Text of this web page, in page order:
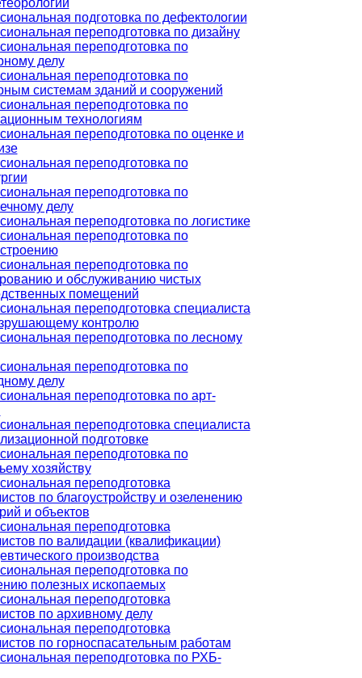
подготовка по дефектологии
переподготовка по дизайну
переподготовка по
делу
переподготовка по
системам зданий и сооружений
переподготовка по
технологиям
переподготовка по оценке и
переподготовка по
переподготовка по
делу
переподготовка по логистике
переподготовка по
переподготовка по
и обслуживанию чистых
помещений
переподготовка специалиста
контролю
переподготовка по лесному
переподготовка по
делу
переподготовка по арт-
переподготовка специалиста
подготовке
переподготовка по
хозяйству
переподготовка
по благоустройству и озеленению
и объектов
переподготовка
по валидации (квалификации)
производства
переподготовка по
полезных ископаемых
переподготовка
по архивному делу
переподготовка
по горноспасательным работам
переподготовка по РХБ-